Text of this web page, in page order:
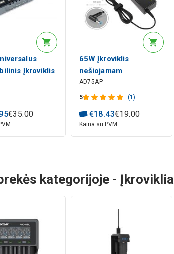
įkroviklis
95€35.00
65W įkroviklis
nešiojamam
kompiuteriui 19.5V
3.34A, 4.5x3.0mm +
AD75AP
5 (1)
€18.43€19.00
Kaina su PVM
kategorijoje -